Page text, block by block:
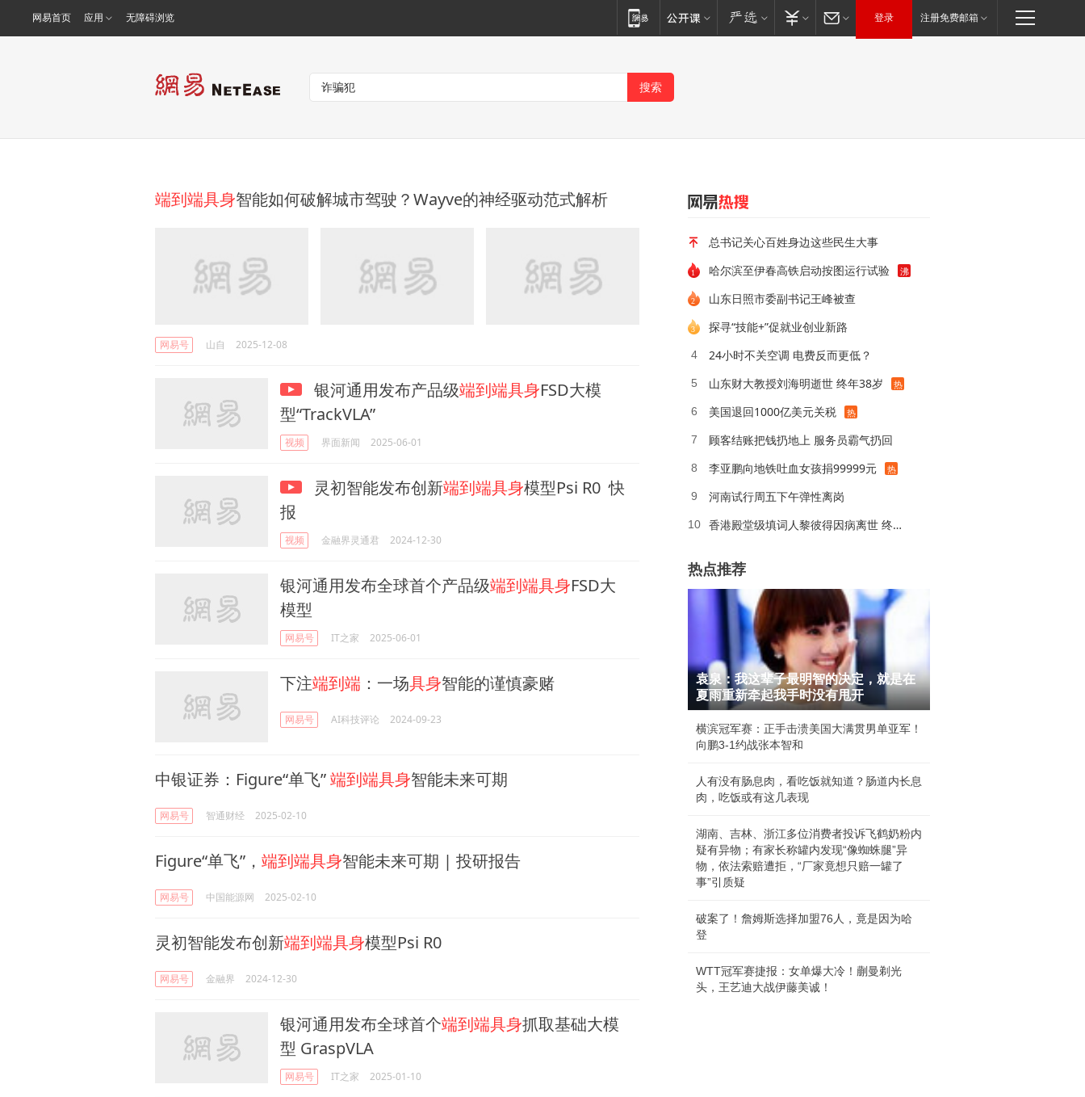
网易首页 应用 无障碍浏览 登录 注册免费邮箱
端到端具身智能如何破解城市驾驶？Wayve的神经驱动范式解析
网易号 山自 2025-12-08
银河通用发布产品级端到端具身FSD大模
型“TrackVLA”
视频 界面新闻 2025-06-01
灵初智能发布创新端到端具身模型Psi R0 快
报
视频 金融界灵通君 2024-12-30
银河通用发布全球首个产品级端到端具身FSD大
模型
网易号 IT之家 2025-06-01
下注端到端 ：一场具身智能的谨慎豪赌
网易号 AI科技评论 2024-09-23
中银证券：Figure“单飞”端到端具身智能未来可期
网易号 智通财经 2025-02-10
Figure“单飞”， 端到端具身智能未来可期 | 投研报告
网易号 中国能源网 2025-02-10
灵初智能发布创新端到端具身模型Psi R0
网易号 金融界 2024-12-30
银河通用发布全球首个端到端具身抓取基础大模
型 GraspVLA
网易号 IT之家 2025-01-10
总书记关心百姓身边这些民生大事
1
哈尔滨至伊春高铁启动按图运行试验 沸
2
山东日照市委副书记王峰被查
探寻“技能+”促就业创业新路
4 24小时不关空调 电费反而更低？
5 山东财大教授刘海明逝世 终年38岁 热
6 美国退回1000亿美元关税 热
7 顾客结账把钱扔地上 服务员霸气扔回
8 李亚鹏向地铁吐血女孩捐99999元 热
9 河南试行周五下午弹性离岗
10 香港殿堂级填词人黎彼得因病离世 终年76岁
热点推荐
袁泉：我这辈子最明智的决定，就是在
夏雨重新牵起我手时没有甩开
横滨冠军赛：正手击溃美国大满贯男单亚军！
向鹏3-1约战张本智和
人有没有肠息肉，看吃饭就知道？肠道内长息
肉，吃饭或有这几表现
湖南、吉林、浙江多位消费者投诉飞鹤奶粉内
疑有异物；有家长称罐内发现“像蜘蛛腿”异
物，依法索赔遭拒，“厂家竟想只赔一罐了
事”引质疑
破案了！詹姆斯选择加盟76人，竟是因为哈
登
WTT冠军赛捷报：女单爆大冷！蒯曼剃光
头，王艺迪大战伊藤美诚！